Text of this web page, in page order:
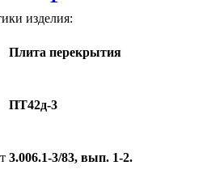
изделия:
Плита перекрытия
ПТ42д-3
3.006.1-3/83, вып. 1-2.